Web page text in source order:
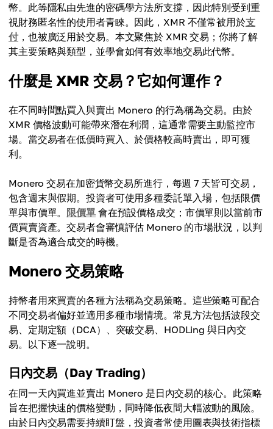
幣。此等隱私由先進的密碼學方法所支撐，因此特別受到重
視財務匿名性的使用者青睞。因此，XMR 不僅常被用於支
付，也被廣泛用於交易。本文聚焦於 XMR 交易；你將了解
其主要策略與類型，並學會如何有效率地交易此代幣。
什麼是 XMR 交易？它如何運作？
在不同時間點買入與賣出 Monero 的行為稱為交易。由於
XMR 價格波動可能帶來潛在利潤，這通常需要主動監控市
場。當交易者在低價時買入、於價格較高時賣出，即可獲
利。
Monero 交易在加密貨幣交易所進行，每週 7 天皆可交易，
包含週末與假期。投資者可使用多種委託單入場，包括限價
單與市價單。 限價單會在預設價格成交；市價單則以當前市
價買賣資產。交易者會審慎評估 Monero 的市場狀況，以判
斷是否為適合成交的時機。
Monero 交易策略
持幣者用來買賣的各種方法稱為交易策略。這些策略可配合
不同交易者偏好並適用多種市場情境。常見方法包括波段交
易、定期定額（DCA）、突破交易、HODLing 與日內交
易。以下逐一說明。
日內交易（Day Trading）
在同一天內買進並賣出 Monero 是日內交易的核心。此策略
旨在把握快速的價格變動，同時降低夜間大幅波動的風險。
由於日內交易需要持續盯盤，投資者常使用圖表與技術指標